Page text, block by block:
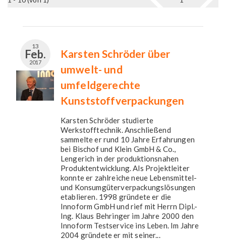
13
Feb.
2017
Karsten Schröder über
umwelt- und
umfeldgerechte
Kunststoffverpackungen
Karsten Schröder studierte
Werkstofftechnik. Anschließend
sammelte er rund 10 Jahre Erfahrungen
bei Bischof und Klein GmbH & Co.,
Lengerich in der produktionsnahen
Produktentwicklung. Als Projektleiter
konnte er zahlreiche neue Lebensmittel-
und Konsumgüterverpackungslösungen
etablieren. 1998 gründete er die
Innoform GmbH und rief mit Herrn Dipl.-
Ing. Klaus Behringer im Jahre 2000 den
Innoform Testservice ins Leben. Im Jahre
2004 gründete er mit seiner...